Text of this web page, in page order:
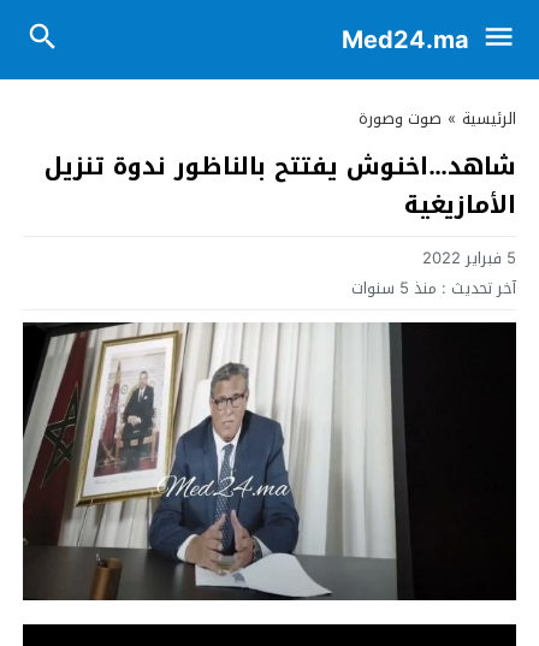
Med24.ma
الرئيسية » صوت وصورة
شاهد…اخنوش يفتتح بالناظور ندوة تنزيل
الأمازيغية
5 فبراير 2022
آخر تحديث : منذ 5 سنوات